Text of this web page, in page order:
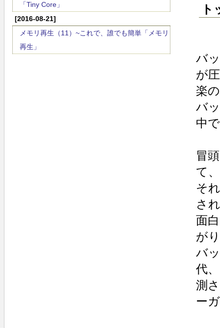
「Tiny Core」
[2016-08-21]
メモリ再生（11）~これで、誰でも簡単「メモリ
再生」
バ
が
楽
バ
中
冒
て
そ
さ
面
が
バ
代
測
ー